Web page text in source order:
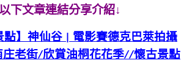
下文章連結分享介紹↓
點】神仙谷
電影賽德克巴萊拍攝
庄老街/欣賞油桐花花季//懷古景點